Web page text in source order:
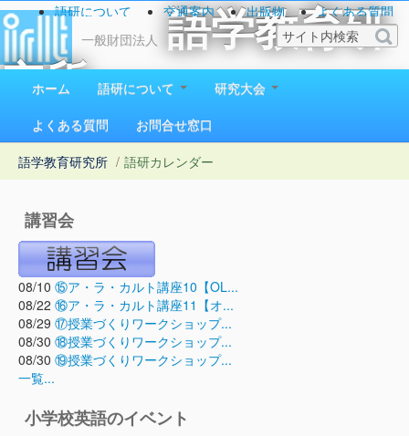
一般財団法人
語学教育研
究所
1923（大正12）年創立
語研について 交通案内 出版物
よくある質問
お問い合わせ
ホーム 語研について
研究大会
よくある質問
お問合せ窓口
語学教育研究所 / 語研カレンダー
講習会
08/10 ⑮ア・ラ・カルト講座10【OL...
08/22 ⑯ア・ラ・カルト講座11【オ...
08/29 ⑰授業づくりワークショップ...
08/30 ⑱授業づくりワークショップ...
08/30 ⑲授業づくりワークショップ...
一覧...
小学校英語のイベント